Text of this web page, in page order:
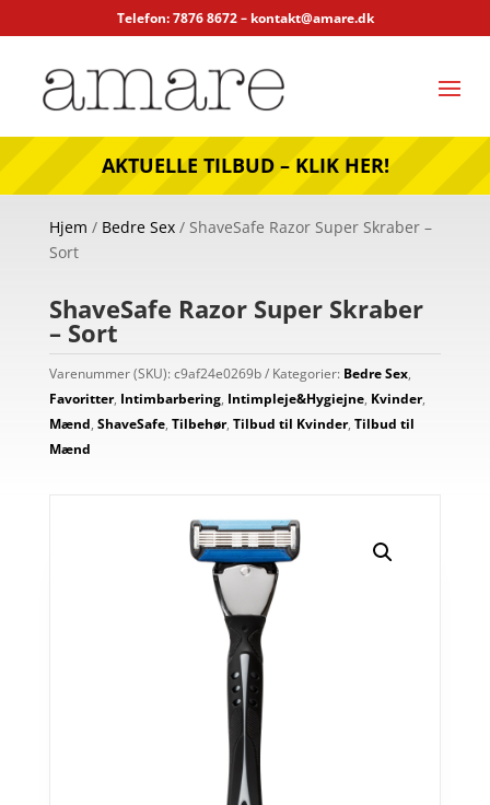
Telefon: 7876 8672 – kontakt@amare.dk
AKTUELLE TILBUD – KLIK HER!
Hjem / Bedre Sex/ ShaveSafe Razor Super Skraber –
Sort
ShaveSafe Razor Super Skraber
– Sort
Varenummer (SKU): c9af24e0269b Kategorier: Bedre Sex,
Favoritter, Intimbarbering, Intimpleje&Hygiejne, Kvinder,
Mænd, ShaveSafe, Tilbehør, Tilbud til Kvinder, Tilbud til
Mænd